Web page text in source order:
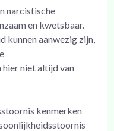
narcistische
en kwetsbaar.
kunnen aanwezig zijn,
niet altijd van
kenmerken